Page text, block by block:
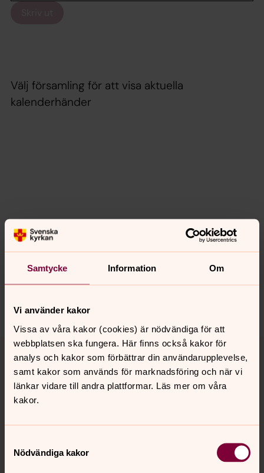
Samtycke Information Om
Vi använder kakor
Vissa av våra kakor (cookies) är nödvändiga för att
webbplatsen ska fungera. Här finns också kakor för
analys och kakor som förbättrar din användarupplevelse,
samt kakor som används för marknadsföring och när vi
länkar vidare till andra plattformar. Läs mer om våra
kakor.
Nödvändiga kakor
Välj församling för att visa aktuella
kalenderhänder
Senast ändrad 4 februari 2020
Synpunkter eller frågor på sidans
innehåll?
mansarp.forsamling@svenskakyrkan.se
Dela
Tillbaka till toppen
Tillbaka till innehållet
Kontakt
Kalender